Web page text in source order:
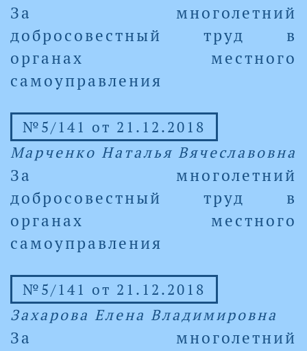
За многолетний
добросовестный труд в
органах местного
самоуправления
№5/141 от 21.12.2018
Марченко Наталья Вячеславовна
За многолетний
добросовестный труд в
органах местного
самоуправления
№5/141 от 21.12.2018
Захарова Елена Владимировна
За многолетний